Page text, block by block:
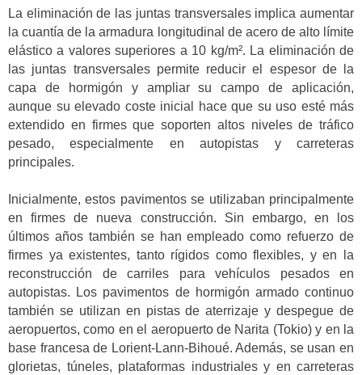
La eliminación de las juntas transversales implica aumentar
la cuantía de la armadura longitudinal de acero de alto límite
elástico a valores superiores a 10 kg/m². La eliminación de
las juntas transversales permite reducir el espesor de la
capa de hormigón y ampliar su campo de aplicación,
aunque su elevado coste inicial hace que su uso esté más
extendido en firmes que soporten altos niveles de tráfico
pesado, especialmente en autopistas y carreteras
principales.
Inicialmente, estos pavimentos se utilizaban principalmente
en firmes de nueva construcción. Sin embargo, en los
últimos años también se han empleado como refuerzo de
firmes ya existentes, tanto rígidos como flexibles, y en la
reconstrucción de carriles para vehículos pesados en
autopistas. Los pavimentos de hormigón armado continuo
también se utilizan en pistas de aterrizaje y despegue de
aeropuertos, como en el aeropuerto de Narita (Tokio) y en la
base francesa de Lorient-Lann-Bihoué. Además, se usan en
glorietas, túneles, plataformas industriales y en carreteras